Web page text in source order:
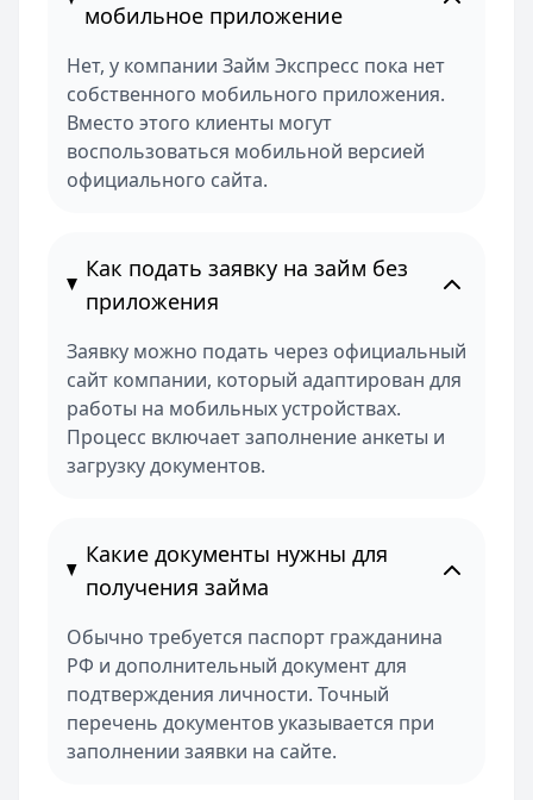
мобильное приложение
Нет, у компании Займ Экспресс пока нет
собственного мобильного приложения.
Вместо этого клиенты могут
воспользоваться мобильной версией
официального сайта.
Как подать заявку на займ без
приложения
Заявку можно подать через официальный
сайт компании, который адаптирован для
работы на мобильных устройствах.
Процесс включает заполнение анкеты и
загрузку документов.
Какие документы нужны для
получения займа
Обычно требуется паспорт гражданина
РФ и дополнительный документ для
подтверждения личности. Точный
перечень документов указывается при
заполнении заявки на сайте.